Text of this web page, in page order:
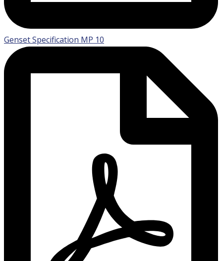
Genset Specification MP 10